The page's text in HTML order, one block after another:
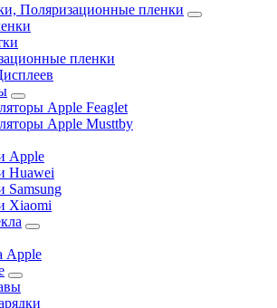
Поляризационные пленки
пленки
Apple Feaglet
Apple Musttby
Apple
Huawei
Samsung
Xiaomi
Apple